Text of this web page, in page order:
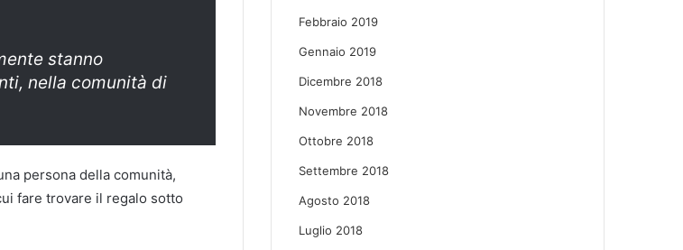
stanno
nella comunità di
persona della comunità,
fare trovare il regalo sotto
Febbraio 2019
Gennaio 2019
Dicembre 2018
Novembre 2018
Ottobre 2018
Settembre 2018
Agosto 2018
Luglio 2018